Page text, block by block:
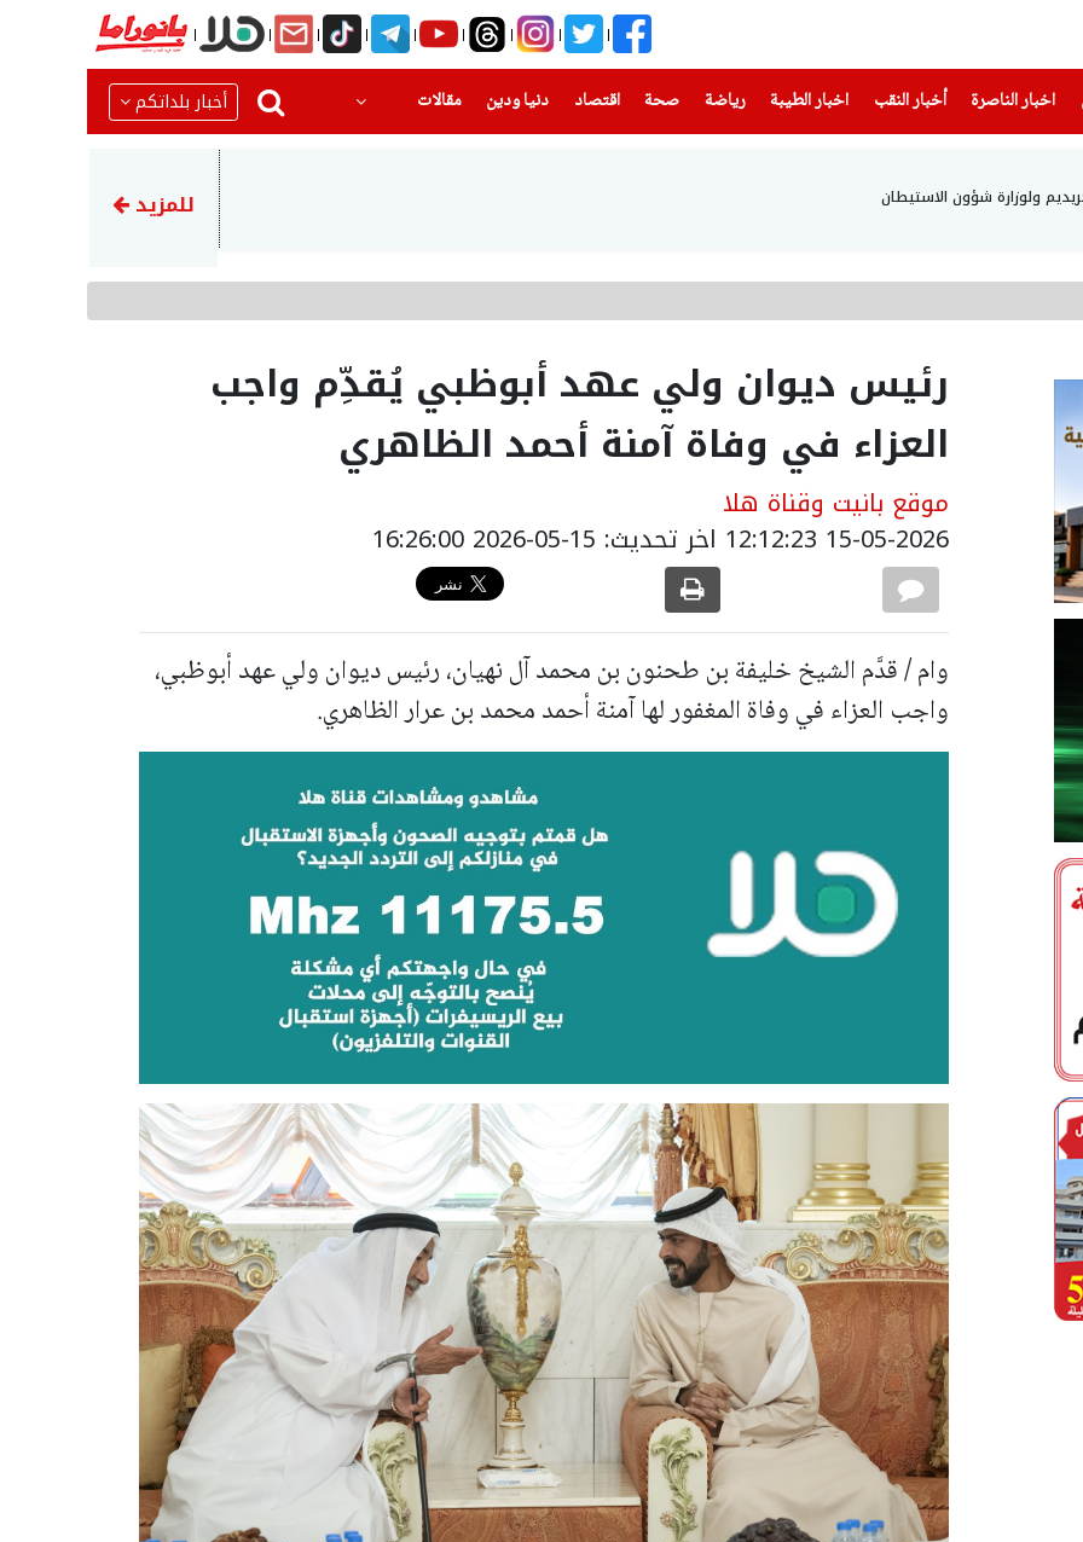
اخبار الناصرة
(current) أخبار النقب اخبار الطيبة(current) رياضة
(current) صحة(current) اقتصاد دنيا ودين
(current) مقالات أخبار بلداتكم
ولوزارة شؤون الاستيطان إيران تهدد بمهاجمة دول
للمزيد
رئيس ديوان ولي عهد أبوظبي يُقدِّم واجب
العزاء في وفاة آمنة أحمد الظاهري
موقع بانيت وقناة هلا
15-05-2026 12:12:23 اخر تحديث: 15-05-2026 16:26:00
وام / قدَّم الشيخ خليفة بن طحنون بن محمد آل نهيان، رئيس ديوان ولي عهد أبوظبي،
واجب العزاء في وفاة المغفور لها آمنة أحمد محمد بن عرار الظاهري.